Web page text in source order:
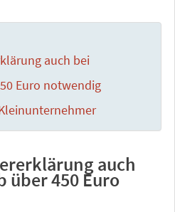
auch bei
Euro notwendig
auch
über 450 Euro